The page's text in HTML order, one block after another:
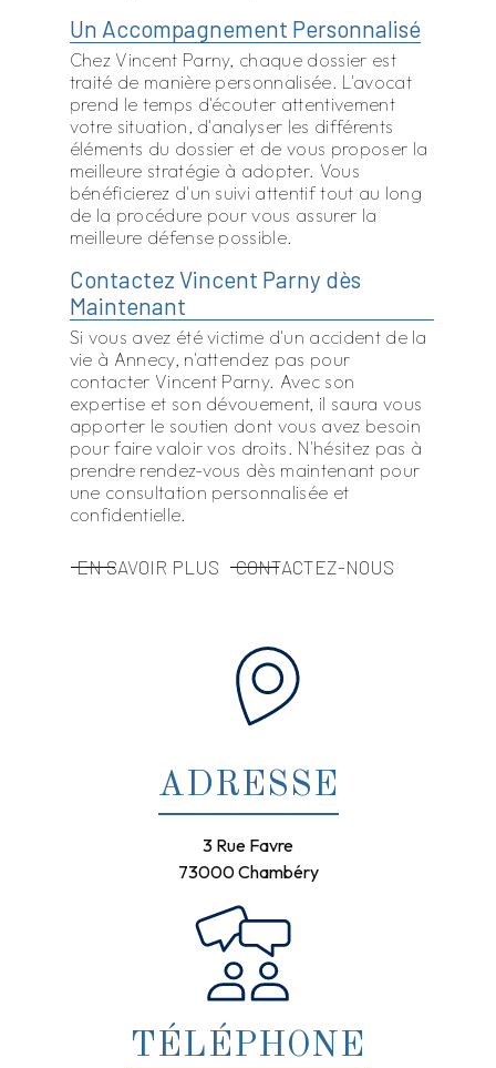
Un Accompagnement Personnalisé
Chez Vincent Parny, chaque dossier est
traité de manière personnalisée. L'avocat
prend le temps d'écouter attentivement
votre situation, d'analyser les différents
éléments du dossier et de vous proposer la
meilleure stratégie à adopter. Vous
bénéficierez d'un suivi attentif tout au long
de la procédure pour vous assurer la
meilleure défense possible.
Contactez Vincent Parny dès
Maintenant
Si vous avez été victime d'un accident de la
vie à Annecy, n'attendez pas pour
contacter Vincent Parny. Avec son
expertise et son dévouement, il saura vous
apporter le soutien dont vous avez besoin
pour faire valoir vos droits. N'hésitez pas à
prendre rendez-vous dès maintenant pour
une consultation personnalisée et
confidentielle.
EN SAVOIR PLUS CONTACTEZ-NOUS
ADRESSE
3 Rue Favre
73000 Chambéry
TÉLÉPHONE